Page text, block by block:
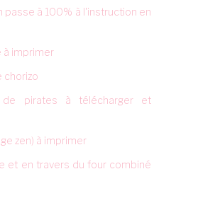
passe à 100% à l'instruction en
à imprimer
chorizo
pirates à télécharger et
zen) à imprimer
et en travers du four combiné